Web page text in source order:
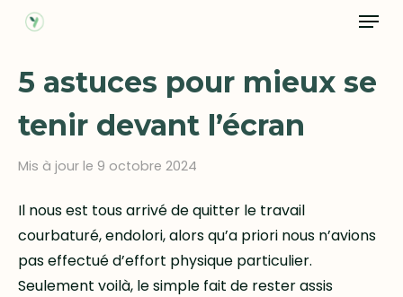
Skip
content
Menu
5 astuces pour mieux se
tenir devant l’écran
Mis à jour le 9 octobre 2024
Il nous est tous arrivé de quitter le travail
courbaturé, endolori, alors qu’a priori nous n’avions
pas effectué d’effort physique particulier.
Seulement voilà, le simple fait de rester assis